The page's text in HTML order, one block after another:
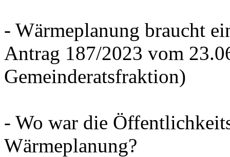
- Wärmeplanung braucht
Antrag 187/2023 vom
Gemeinderatsfraktion)
- Wo war die
Wärmeplanung?